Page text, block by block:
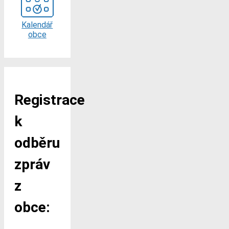
Kalendář
obce
Registrace
k
odběru
zpráv
z
obce: